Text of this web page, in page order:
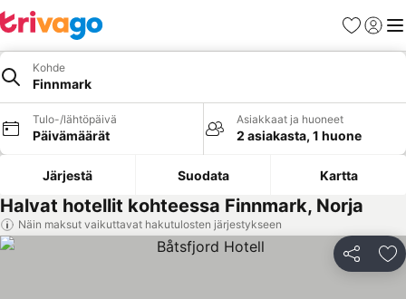
Suosikit
Kohde
Finnmark
Tulo-/lähtöpäivä
Päivämäärät
Asiakkaat ja huoneet
2 asiakasta, 1 huone
Järjestä Suodata Kartta
Halvat hotellit kohteessa Finnmark, Norja
Näin maksut vaikuttavat hakutulosten järjestykseen
Jaa